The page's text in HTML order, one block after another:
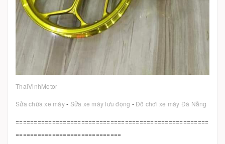
ThaiVinhMotor
Sửa chữa xe máy- Sửa xe máy lưu động -Đồ chơi xe máy Đà Nẵng
=====================================================
=============================